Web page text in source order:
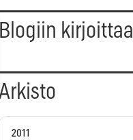
Blogiin kirjoittaa
2011